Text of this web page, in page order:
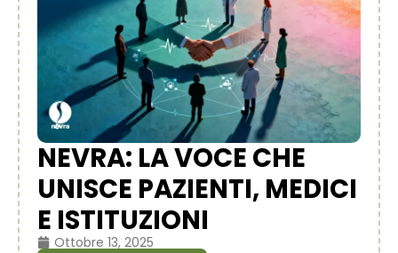
NEVRA: LA VOCE CHE
UNISCE PAZIENTI, MEDICI
E ISTITUZIONI
Ottobre 13, 2025